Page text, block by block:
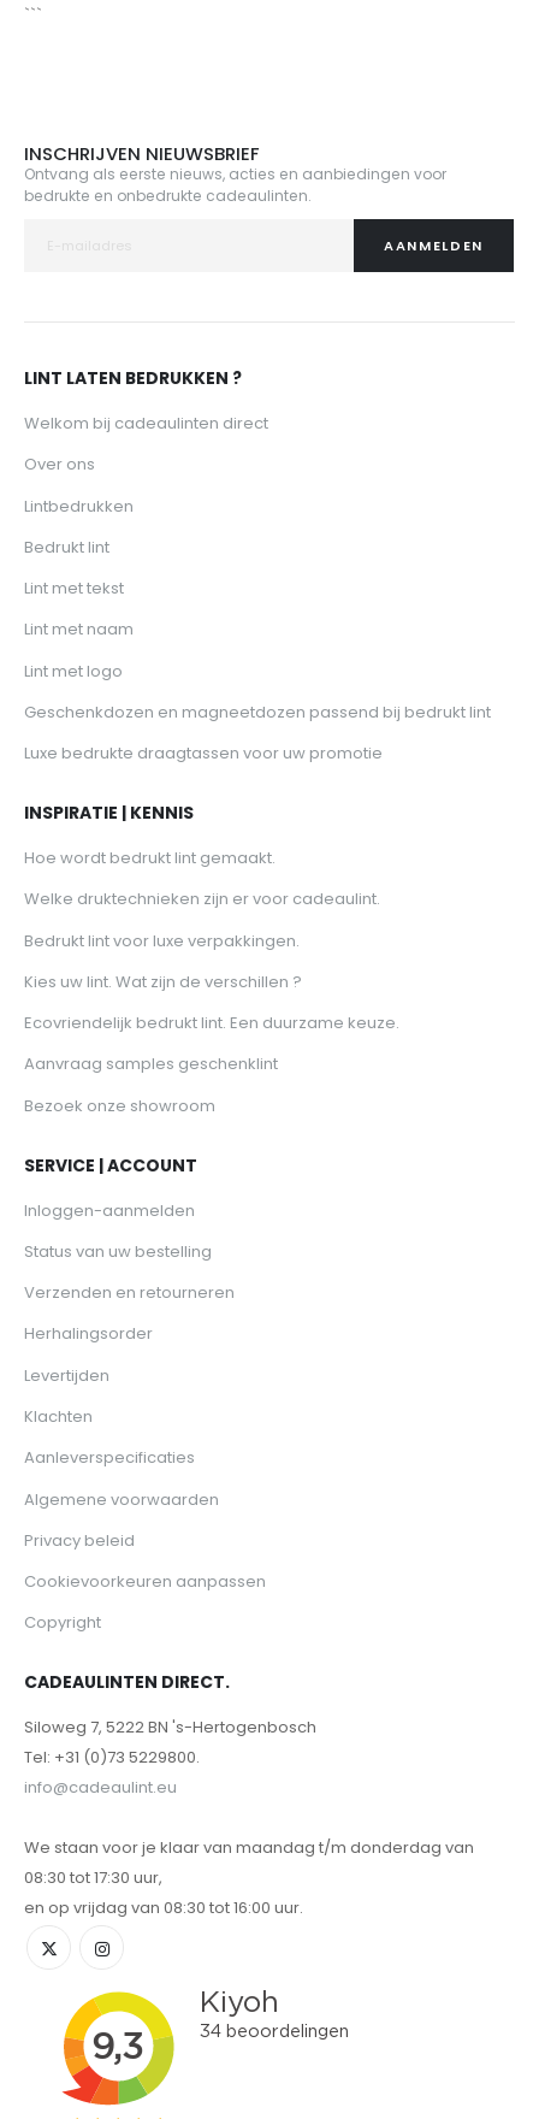
```
INSCHRIJVEN NIEUWSBRIEF
Ontvang als eerste nieuws, acties en aanbiedingen voor
bedrukte en onbedrukte cadeaulinten.
AANMELDEN
LINT LATEN BEDRUKKEN ?
Welkom bij cadeaulinten direct
Over ons
Lintbedrukken
Bedrukt lint
Lint met tekst
Lint met naam
Lint met logo
Geschenkdozen en magneetdozen passend bij bedrukt lint
Luxe bedrukte draagtassen voor uw promotie
INSPIRATIE | KENNIS
Hoe wordt bedrukt lint gemaakt.
Welke druktechnieken zijn er voor cadeaulint.
Bedrukt lint voor luxe verpakkingen.
Kies uw lint. Wat zijn de verschillen ?
Ecovriendelijk bedrukt lint. Een duurzame keuze.
Aanvraag samples geschenklint
Bezoek onze showroom
SERVICE | ACCOUNT
Inloggen-aanmelden
Status van uw bestelling
Verzenden en retourneren
Herhalingsorder
Levertijden
Klachten
Aanleverspecificaties
Algemene voorwaarden
Privacy beleid
Cookievoorkeuren aanpassen
Copyright
CADEAULINTEN DIRECT.
Siloweg 7, 5222 BN 's-Hertogenbosch
Tel: +31 (0)73 5229800.
info@cadeaulint.eu
We staan voor je klaar van maandag t/m donderdag van
08:30 tot 17:30 uur,
en op vrijdag van 08:30 tot 16:00 uur.